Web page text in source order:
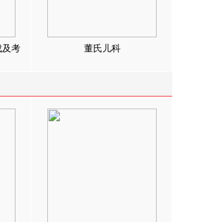
及考
董氏儿科